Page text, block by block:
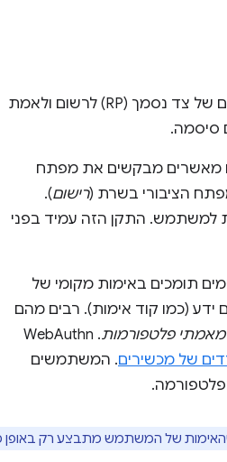
שמאפשר לשרתים של צד נסמך (RP) לרשום ולאמת
סיסמה.
מאשרים מבקשים את מפתח
הציבורי בשרת (רישום).
למשתמש. התקן הזה עמיד בפני
תומכים באימות מקומי של
ידע (כמו קוד אימות). רבים מהם
מאמתי פלטפורמות . WebAuthn
של מכשירים. המשתמשים